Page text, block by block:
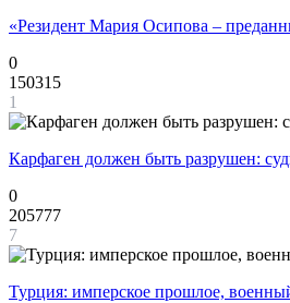
«Резидент Мария Осипова –
0
150315
1
Карфаген должен быть разрушен:
0
205777
7
Турция: имперское прошлое,